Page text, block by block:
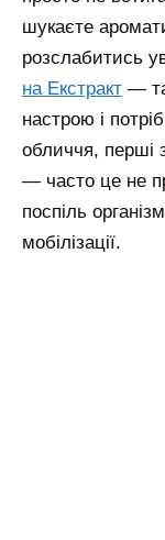
шукаєте
розслабитись
на Екстракт —
настрою і
обличчя, перші
— часто це не
поспіль
мобілізації.